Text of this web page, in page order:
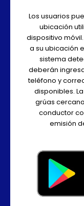
Los usuarios
ubicación
dispositivo
a su ubicación
sistema
deberán
teléfono y
disponibles.
grúas
conductor
emisión